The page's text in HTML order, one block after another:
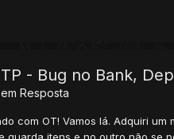
- Bug no Bank,
Resposta
com OT! Vamos lá. Adquiri